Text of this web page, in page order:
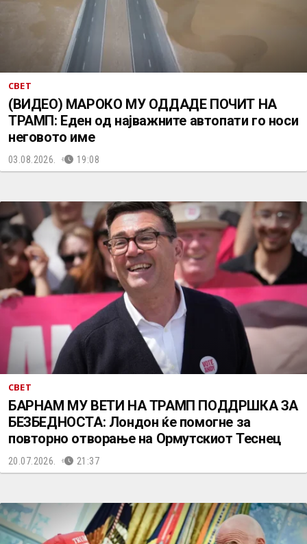
СВЕТ
(ВИДЕО) МАРОКО МУ ОДДАДЕ ПОЧИТ НА
ТРАМП: Еден од најважните автопати го носи
неговото име
03.08.2026. 19:08
СВЕТ
БАРНАМ МУ ВЕТИ НА ТРАМП ПОДДРШКА ЗА
БЕЗБЕДНОСТА: Лондон ќе помогне за
повторно отворање на Ормутскиот Теснец
20.07.2026. 21:37